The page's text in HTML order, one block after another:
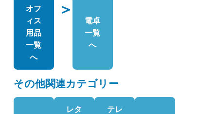
オフ
ィス
用品
一覧
へ
＞
電卓
一覧
へ
その他関連カテゴリー
レタ
テレ